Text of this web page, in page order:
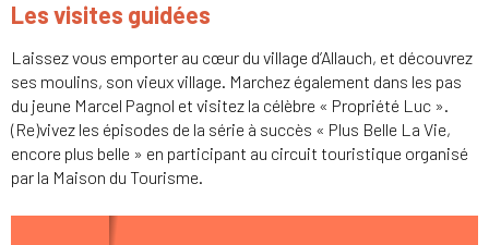
Les visites guidées
Laissez vous emporter au cœur du village d’Allauch, et découvrez
ses moulins, son vieux village. Marchez également dans les pas
du jeune Marcel Pagnol et visitez la célèbre « Propriété Luc ».
(Re)vivez les épisodes de la série à succès « Plus Belle La Vie,
encore plus belle » en participant au circuit touristique organisé
par la Maison du Tourisme.